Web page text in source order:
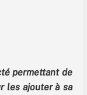
permettant de
les ajouter à sa